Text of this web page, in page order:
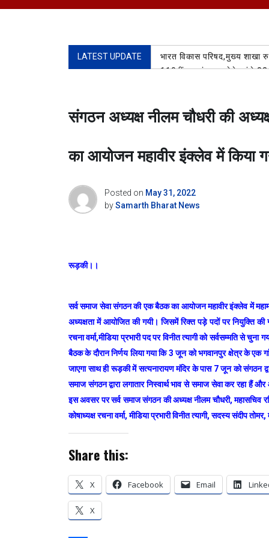
LATEST UPDATE भारत विकास परिषद,मुख्य शाखा
110वीं बार गंगाजल लेने पहुंचे 83
कांवड़ यात्रा शिवभक्ति का पर्व,
मंत्री प्रदीप बत्रा ने पंचशील
संगठन अध्यक्ष नीलम चौधरी की
का आयोजन महावीर इंक्लेव में किया
Posted on May 31, 2022
bySamarth Bharat News
रूड़की।।
सर्व समाज सेवा संगठन की एक बैठक का आयोजन महावीर इंक्लेव में
अध्यक्षता में आयोजित की गयी। जिसमें रिक्त पड़े पदों पर नियुक्ति
रचना वर्मा,मीडिया प्रभारी पद पर विनीत त्यागी को सर्वसम्मति से
बैठक के दौरान निर्णय लिया गया कि 3 जून को भगवानपुर क्षेत्र के एक
जाएगा साथ ही रूड़की में सत्यनारायण मंदिर के पास 7 जून को संगठन
समाज संगठन द्वारा लगातार निस्वार्थ भाव से समाज सेवा कर रहा हैं
इस अवसर पर सर्व समाज संगठन की अध्यक्ष नीलम चौधरी, महासचिव
कोषाध्यक्ष रचना वर्मा, मीडिया प्रभारी विनीत त्यागी, सदस्य संदीप
Share this:
X Facebook Email
X